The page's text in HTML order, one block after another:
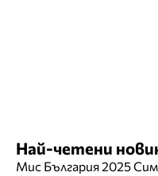
Най-четени
Мис България 2025